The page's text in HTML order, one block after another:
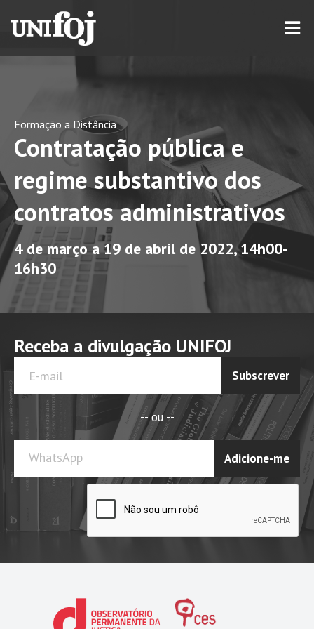
Formação a Distância
Contratação pública e
regime substantivo dos
contratos administrativos
4 de março a 19 de abril de 2022, 14h00-
16h30
Receba a divulgação UNIFOJ
Subscrever
-- ou --
WhatsApp Adicione-me